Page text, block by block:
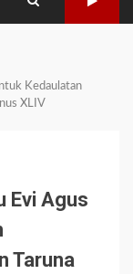
Kedaulatan
XLIV
Evi Agus
Taruna